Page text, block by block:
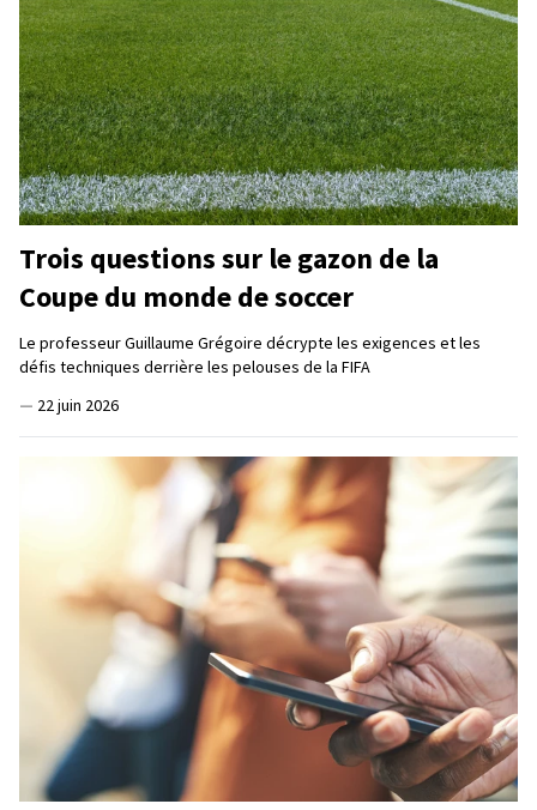
Trois questions sur le gazon de la
Coupe du monde de soccer
Le professeur Guillaume Grégoire décrypte les exigences et les
défis techniques derrière les pelouses de la FIFA
— 22 juin 2026